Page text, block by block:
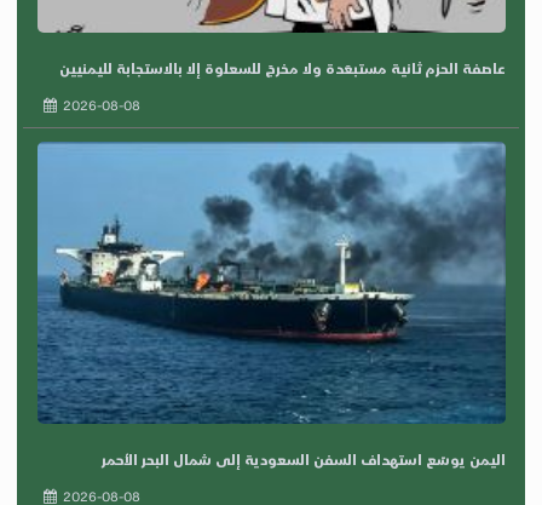
عاصفة الحزم ثانية مستبعَدة ولا مخرجَ للسعلوة إلا بالاستجابة لليمنيين
2026-08-08
اليمن يوسّع استهداف السفن السعودية إلى شمال البحر الأحمر
2026-08-08